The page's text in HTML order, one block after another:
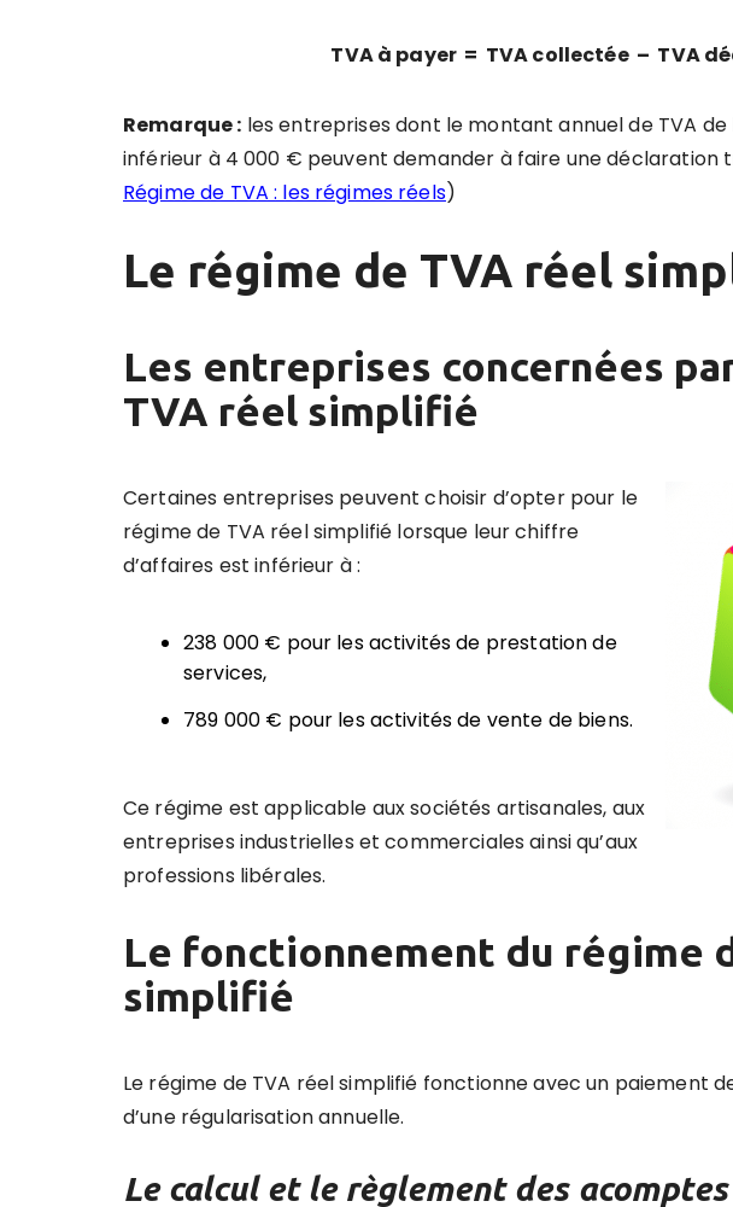
TVA à payer = TVA collectée – TVA
Remarque : les entreprises dont le montant annuel de TVA
inférieur à 4 000 € peuvent demander à faire une
Régime de TVA : les régimes réels)
Le régime de TVA réel
Les entreprises concernées
TVA réel simplifié
Certaines entreprises peuvent choisir d’opter pour le
régime de TVA réel simplifié lorsque leur chiffre
d’affaires est inférieur à :
238 000 € pour les activités de prestation de
services,
789 000 € pour les activités de vente de biens.
Ce régime est applicable aux sociétés artisanales, aux
entreprises industrielles et commerciales ainsi qu’aux
professions libérales.
Le fonctionnement du régime
simplifié
Le régime de TVA réel simplifié fonctionne avec un paiement
d’une régularisation annuelle.
Le calcul et le règlement des